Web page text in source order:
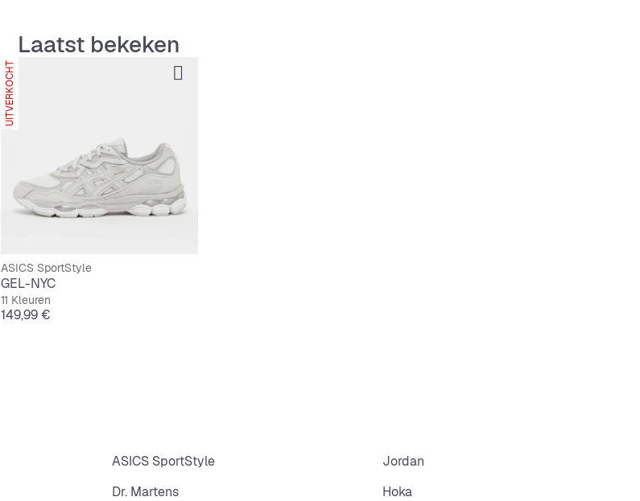
Laatst bekeken
UITVERKOCHT
ASICS SportStyle
GEL-NYC
11 Kleuren
Prijs
149,99 €
ASICS SportStyle
Jordan
Dr. Martens
Hoka